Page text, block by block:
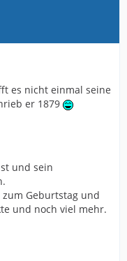
es nicht einmal seine
er 1879
und sein
Geburtstag und
und noch viel mehr.